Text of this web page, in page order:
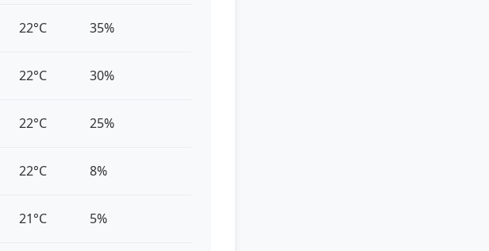
22°C 35%
22°C 30%
22°C 25%
22°C 8%
21°C 5%